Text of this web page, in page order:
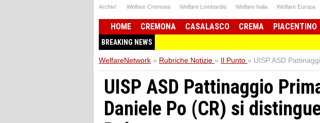
Archivi: Welfare Cremona Welfare Lombardia Welfare Italia Welfare Europa
HOME CREMONA CASALASCO CREMA PIACENTINO
BREAKING NEWS
WelfareNetwork » Rubriche Notizie » Il Punto » UISP ASD
UISP ASD Pattinaggio
Daniele Po (CR) si